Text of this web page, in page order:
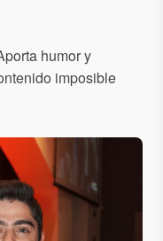
humor y
imposible